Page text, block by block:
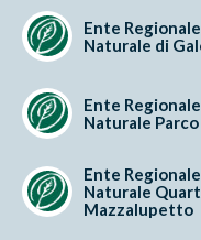
Ente
Naturale di
Ente
Naturale
Ente
Naturale
Mazzalupetto